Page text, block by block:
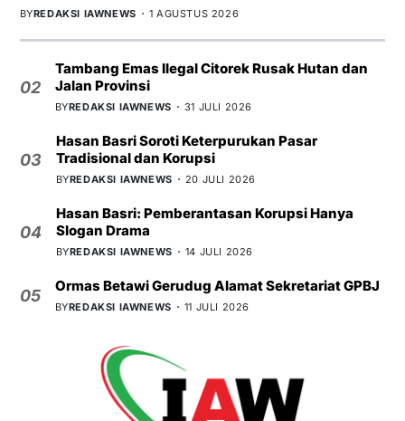
BYREDAKSI IAWNEWS 1 AGUSTUS 2026
02
Tambang Emas Ilegal Citorek Rusak Hutan dan
Jalan Provinsi
BYREDAKSI IAWNEWS 31 JULI 2026
03
Hasan Basri Soroti Keterpurukan Pasar
Tradisional dan Korupsi
BYREDAKSI IAWNEWS 20 JULI 2026
04
Hasan Basri: Pemberantasan Korupsi Hanya
Slogan Drama
BYREDAKSI IAWNEWS 14 JULI 2026
05
Ormas Betawi Gerudug Alamat Sekretariat GPBJ
BYREDAKSI IAWNEWS 11 JULI 2026